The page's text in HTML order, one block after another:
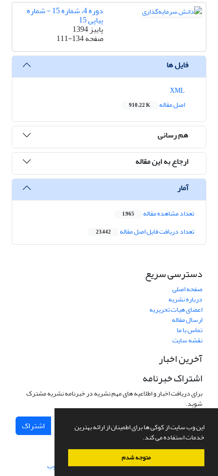
این وب سایت از کوکی ها برای اطمینان از ارائه بهترین
خدمات استفاده می کند.
متوجه شدم
دوره 4، شماره 15 - شماره
پیاپی 15
پاییز 1394
صفحه111-134
فایل ها
اصل مقاله
910.22 K
هم رسانی
ارجاع به این مقاله
آمار
تعداد مشاهده مقاله 1,965
تعداد دریافت فایل اصل مقاله 23,442
دسترسی سریع
صفحه اصلی
درباره نشریه
اعضای هیات تحریریه
ارسال مقاله
تماس با ما
نقشه سایت
آخرین اخبار
اشتراک خبرنامه
برای دریافت اخبار و اطلاعیه های مهم نشریه در خبرنامه نشریه مشترک
شوید.
اشتراک
سامانه مدیریت نشریات علمی.طراحی و پیاده سازی از سیناوب